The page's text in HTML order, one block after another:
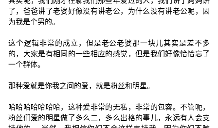
了，爸爸讲了老婆好像没有讲老公，为什么没有讲老公呢，因
为我是个男的。
这个逻辑非常的成立，但是老公老婆那一块儿其实是差不多
的，大家是有相同的一些相应的感觉，但是我们好像恰恰忘了
一个群体。
那种爱就是你我之间的爱，就是粉丝和明星。
哈哈哈哈哈哈哈，这种爱非常的无私，非常的包容。不管呃，
粉丝们爱的明星做了多么二，多么出格的事儿，永远有人会支